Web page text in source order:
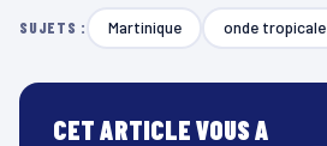
SUJETS : Martinique onde tropicale
CET ARTICLE VOUS A